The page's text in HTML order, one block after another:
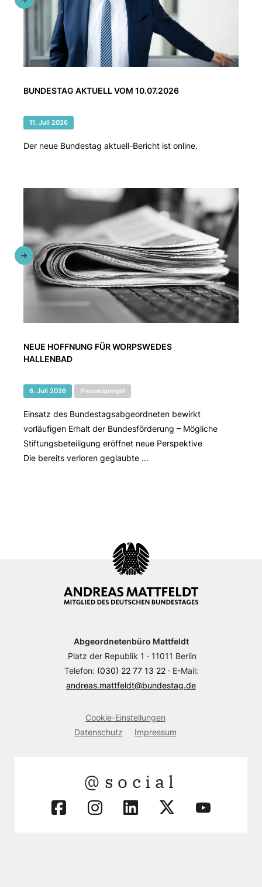
BUNDESTAG AKTUELL VOM 10.07.2026
11. Juli 2026
Der neue Bundestag aktuell-Bericht ist online.
NEUE HOFFNUNG FÜR WORPSWEDES
HALLENBAD
6. Juli 2026 Pressespiegel
Einsatz des Bundestagsabgeordneten bewirkt
vorläufigen Erhalt der Bundesförderung – Mögliche
Stiftungsbeteiligung eröffnet neue Perspektive
Die bereits verloren geglaubte ...
Abgeordnetenbüro Mattfeldt
Platz der Republik 1 · 11011 Berlin
Telefon: (030) 22 77 13 22· E-Mail:
andreas.mattfeldt@bundestag.de
Cookie-Einstellungen
Datenschutz
Impressum
@social